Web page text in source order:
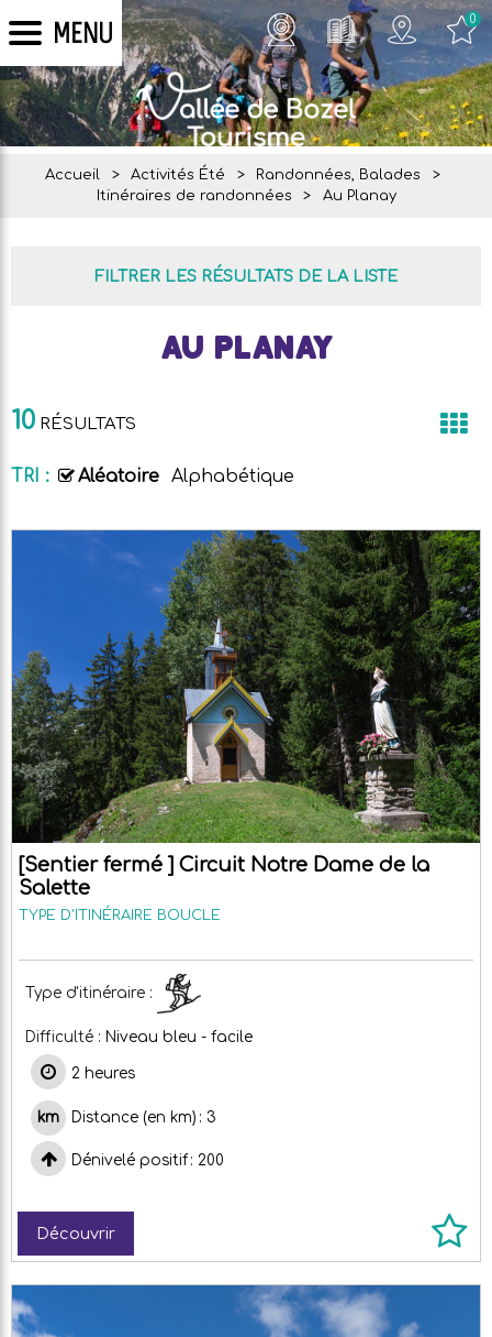
MENU 0
Accueil > Activités Été > Randonnées, Balades
>
Itinéraires de randonnées
> Au Planay
FILTRER LES RÉSULTATS DE LA LISTE
Au Planay
10 RÉSULTATS
TRI : Aléatoire Alphabétique
[Sentier fermé ] Circuit Notre Dame de la
Salette
TYPE D'ITINÉRAIRE BOUCLE
Type d'itinéraire :
Difficulté : Niveau bleu - facile
2 heures
Distance (en km) 3
Dénivelé positif 200
Découvrir